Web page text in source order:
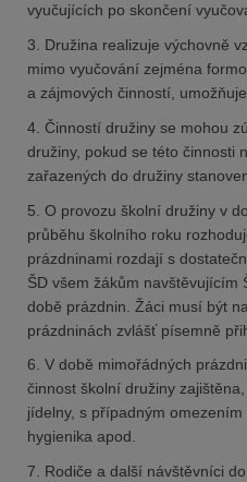
vyučujících po skončení
3. Družina realizuje výchovně
mimo vyučování zejména
a zájmových činností,
4. Činností družiny se mohou
družiny, pokud se této činnosti
zařazených do družiny
5. O provozu školní družiny v
průběhu školního roku
prázdninami rozdají s
ŠD všem žákům navštěvujícím
době prázdnin. Žáci musí být
prázdninách zvlášť písemně
6. V době mimořádných
činnost školní družiny
jídelny, s případným
hygienika apod.
7. Rodiče a další návštěvníci